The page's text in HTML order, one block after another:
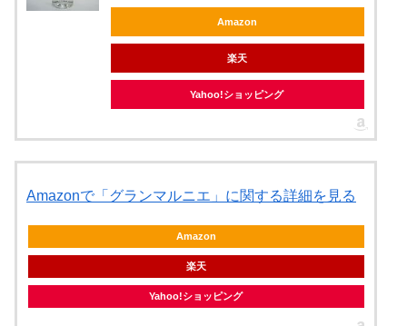
Amazon
楽天
Yahoo!ショッピング
Amazonで「グランマルニエ」に関する詳細を見る
Amazon
楽天
Yahoo!ショッピング